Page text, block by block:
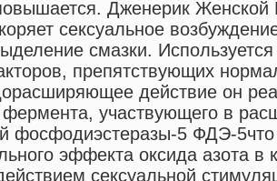
Дженерик Женской
сексуальное
смазки.
препятствующих
действие он
фермента, участвующего в
фосфодиэстеразы-5 ФДЭ-5что
эффекта оксида азота в
сексуальной